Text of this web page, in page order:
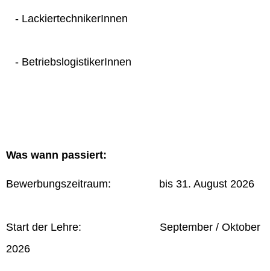
- LackiertechnikerInnen
- BetriebslogistikerInnen
Was wann passiert:
Bewerbungszeitraum: bis 31. August 2026
Start der Lehre: September / Oktober
2026